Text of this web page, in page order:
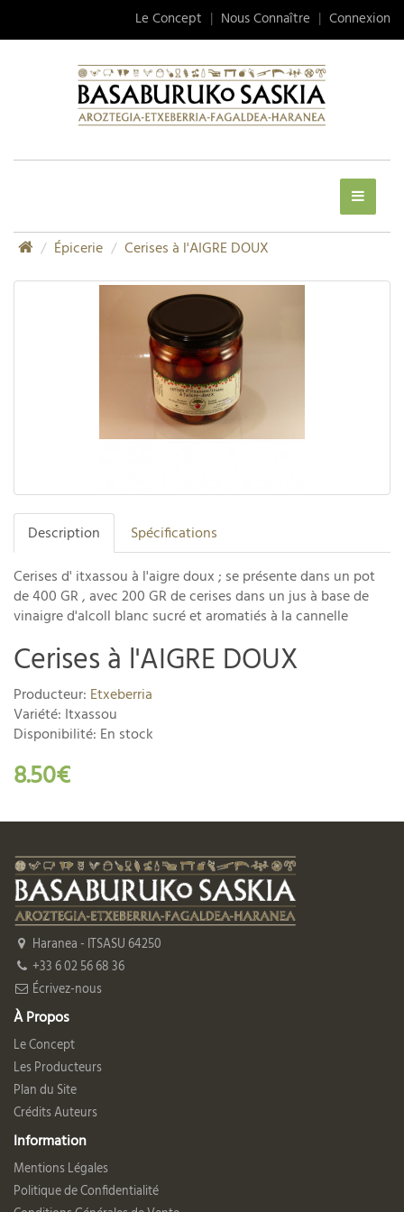
Le Concept Nous Connaître Connexion
Épicerie Cerises à l'AIGRE DOUX
Description Spécifications
Cerises d' itxassou à l'aigre doux ; se présente dans un pot
de 400 GR , avec 200 GR de cerises dans un jus à base de
vinaigre d'alcoll blanc sucré et aromatiés à la cannelle
Cerises à l'AIGRE DOUX
Producteur: Etxeberria
Variété: Itxassou
Disponibilité: En stock
8.50€
Haranea - ITSASU 64250
+33 6 02 56 68 36
Écrivez-nous
À Propos
Le Concept
Les Producteurs
Plan du Site
Crédits Auteurs
Information
Mentions Légales
Politique de Confidentialité